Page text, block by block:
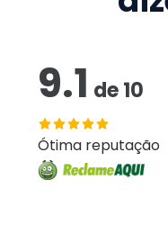
9.1 de10
Ótima reputação